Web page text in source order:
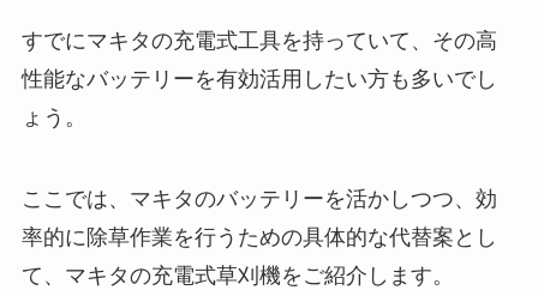
すでにマキタの充電式工具を持っていて、その高
性能なバッテリーを有効活用したい方も多いでし
ょう。
ここでは、マキタのバッテリーを活かしつつ、効
率的に除草作業を行うための具体的な代替案とし
て、マキタの充電式草刈機をご紹介します。